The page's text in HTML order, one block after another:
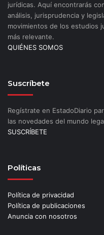
jurídicas. Aquí encontrarás
análisis, jurisprudencia y
movimientos de los estudios
más relevante.
QUIÉNES SOMOS
Suscríbete
Regístrate en EstadoDiario
las novedades del mundo
SUSCRÍBETE
Políticas
Política de privacidad
Política de publicaciones
Anuncia con nosotros